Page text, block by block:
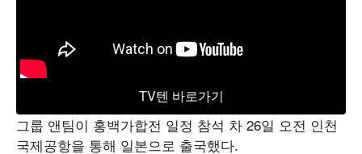
TV텐 바로가기
그룹 앤팀이 홍백가합전 일정 참석 차 26일 오전 인천
국제공항을 통해 일본으로 출국했다.